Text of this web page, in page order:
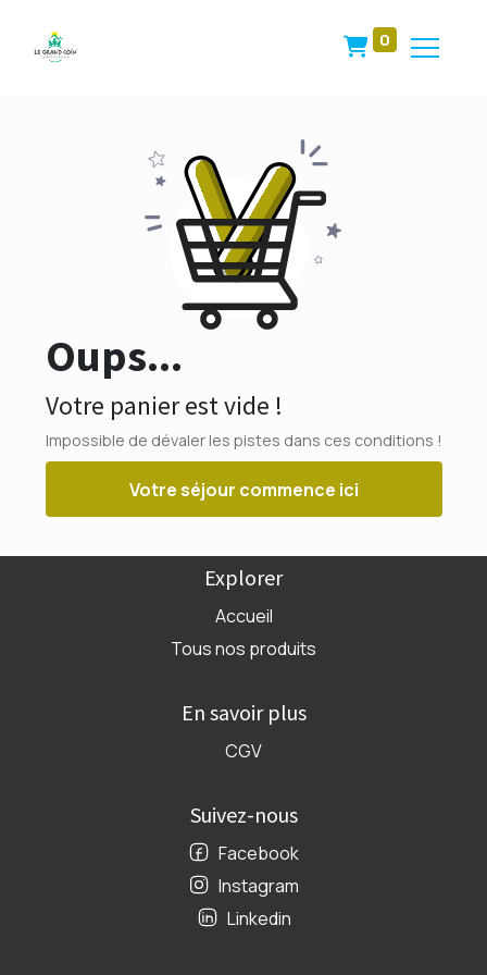
0
Oups...
Votre panier est vide !
Impossible de dévaler les pistes dans ces conditions !
Votre séjour commence ici
Explorer
Accueil
Tous nos produits
En savoir plus
CGV
Suivez-nous
Facebook
Instagram
Linkedin